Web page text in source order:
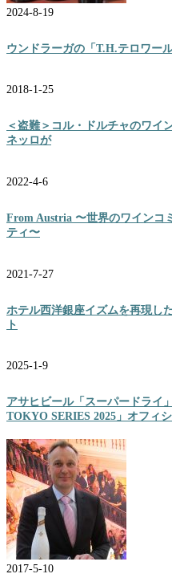
2024-8-19
ウンドラーガの「T.H.テロワー
2018-1-25
＜盗難＞コル・ドルチャのワイ
ネッロが
2022-4-6
From Austria 〜世界のワインコ
ティ〜
2021-7-27
ホテル西洋銀座イズムを再現し
ト
2025-1-9
アサヒビール「スーパードライ
TOKYO SERIES 2025」オフィ
2017-5-10